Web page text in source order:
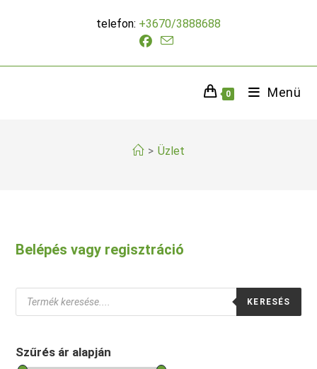
telefon: +3670/3888688
0 Menü
> Üzlet
Belépés vagy regisztráció
Products
search
KERESÉS
Szűrés ár alapján